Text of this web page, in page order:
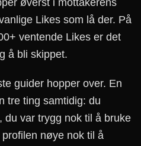
øverst i mottakerens
Likes som lå der. På
ventende Likes er det
å bli skippet.
guider hopper over. En
tre ting samtidig: du
du var trygg nok til å bruke
nøye nok til å